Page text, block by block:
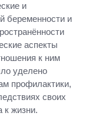
и
беременности и
аспекты
к ним
уделено
профилактики,
своих
к жизни.